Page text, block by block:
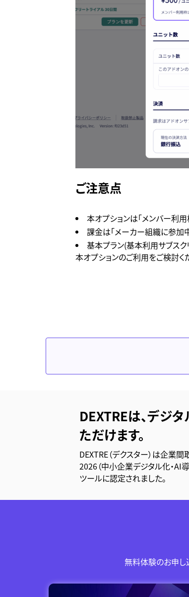
ご注意点
本オプションは「メンバー利
課金は「メーカー組織に参加
基本プラン(基本利用サブス
本オプションのご利用をご検討く
DEXTREは、デジ
ただけます。
DEXTRE（デクスター）は企業
2026（中小企業デジタル化・AI
ツールに認定されました。
無料体験のお申し